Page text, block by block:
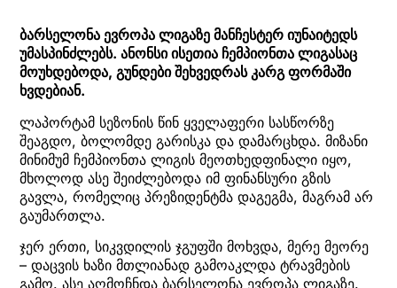
ბარსელონა ევროპა ლიგაზე მანჩესტერ იუნაიტედს
უმასპინძლებს. ანონსი ისეთია ჩემპიონთა ლიგასაც
მოუხდებოდა, გუნდები შეხვედრას კარგ ფორმაში
ხვდებიან.
ლაპორტამ სეზონის წინ ყველაფერი სასწორზე
შეაგდო, ბოლომდე გარისკა და დამარცხდა. მიზანი
მინიმუმ ჩემპიონთა ლიგის მეოთხედფინალი იყო,
მხოლოდ ასე შეიძლებოდა იმ ფინანსური გზის
გავლა, რომელიც პრეზიდენტმა დაგეგმა, მაგრამ არ
გაუმართლა.
ჯერ ერთი, სიკვდილის ჯგუფში მოხვდა, მერე მეორე
– დაცვის ხაზი მთლიანად გამოაკლდა ტრავმების
გამო. ასე აღმოჩნდა ბარსელონა ევროპა ლიგაზე.